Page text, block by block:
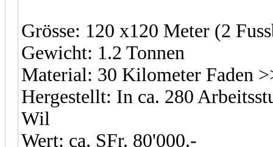
Grösse: 120 x120 Meter (2
Gewicht: 1.2 Tonnen
Material: 30 Kilometer Faden
Hergestellt: In ca. 280
Wil
Wert: ca. SFr. 80'000.-